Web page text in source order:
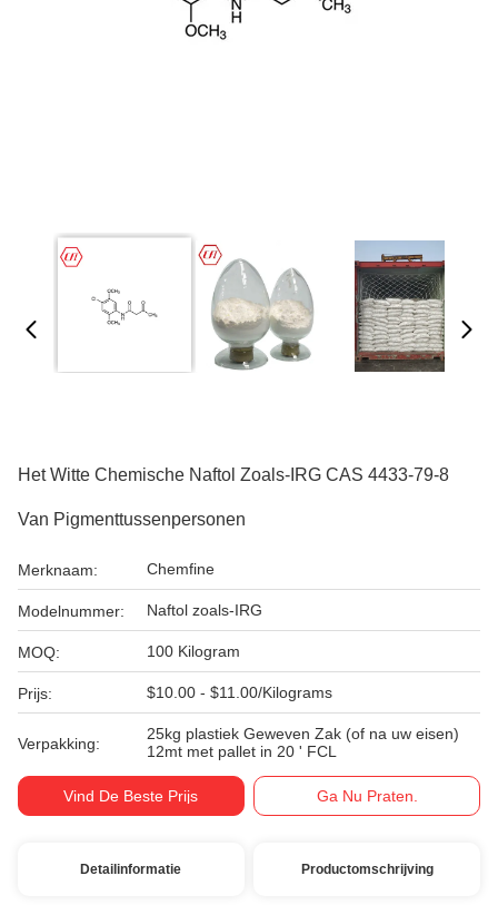
Het Witte Chemische Naftol Zoals-IRG CAS 4433-79-8
Van Pigmenttussenpersonen
Merknaam: Chemfine
Modelnummer: Naftol zoals-IRG
MOQ: 100 Kilogram
Prijs: $10.00 - $11.00/Kilograms
Verpakking:
25kg plastiek Geweven Zak (of na uw eisen)
12mt met pallet in 20 ' FCL
Vind De Beste Prijs Ga Nu Praten.
Detailinformatie Productomschrijving